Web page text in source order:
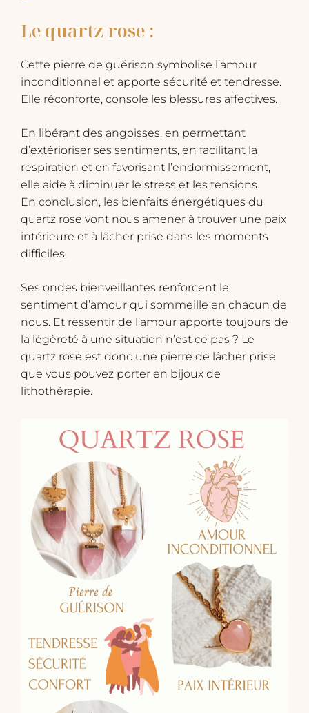
Le quartz rose :
Cette pierre de guérison symbolise l’amour
inconditionnel et apporte sécurité et tendresse.
Elle réconforte, console les blessures affectives.
En libérant des angoisses, en permettant
d’extérioriser ses sentiments, en facilitant la
respiration et en favorisant l’endormissement,
elle aide à diminuer le stress et les tensions.
En conclusion, les bienfaits énergétiques du
quartz rose vont nous amener à trouver une paix
intérieure et à lâcher prise dans les moments
difficiles.
Ses ondes bienveillantes renforcent le
sentiment d’amour qui sommeille en chacun de
nous. Et ressentir de l’amour apporte toujours de
la légèreté à une situation n’est ce pas ? Le
quartz rose est donc une pierre de lâcher prise
que vous pouvez porter en bijoux de
lithothérapie.